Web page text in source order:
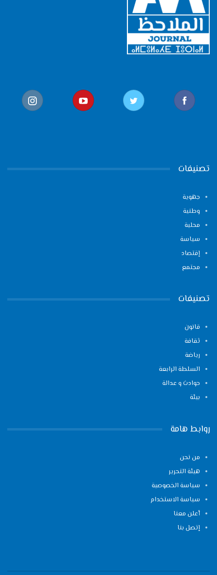
تصنيفات
جهوية
وطنية
محلية
سياسة
إقتصاد
مجتمع
تصنيفات
قانون
ثقافة
رياضة
السلطة الرابعة
حوادث و عدالة
بيئة
روابط هامة
من نحن
هيئة التحرير
سياسة الخصوصية
سياسة الاستخدام
أعلن معنا
إتصل بنا